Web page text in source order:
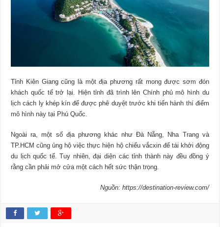
Tỉnh Kiên Giang cũng là một địa phương rất mong được sơm đón
khách quốc tế trở lại. Hiện tỉnh đã trình lên Chính phủ mô hình du
lịch cách ly khép kín để được phê duyệt trước khi tiến hành thí điểm
mô hình này tại Phú Quốc.
Ngoài ra, một số địa phương khác như Đà Nẵng, Nha Trang và
TP.HCM cũng ủng hộ việc thực hiện hộ chiếu vắcxin để tái khởi động
du lịch quốc tế. Tuy nhiên, đại diện các tỉnh thành này đều đồng ý
rằng cần phải mở cửa một cách hết sức thận trọng.
Nguồn: https://destination-review.com/